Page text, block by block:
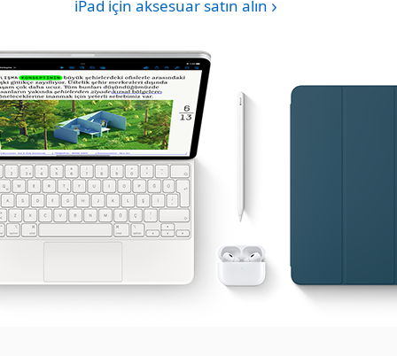
iPad için aksesuar satın alın